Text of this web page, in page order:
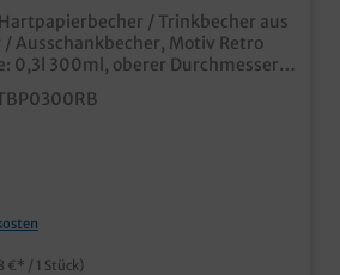
/ Trinkbecher aus
Ausschankbecher, Motiv Retro
0,3l 300ml, oberer Durchmesser
für Kaltgetränke
50.000
bedruckbar
€* / 1 Stück)